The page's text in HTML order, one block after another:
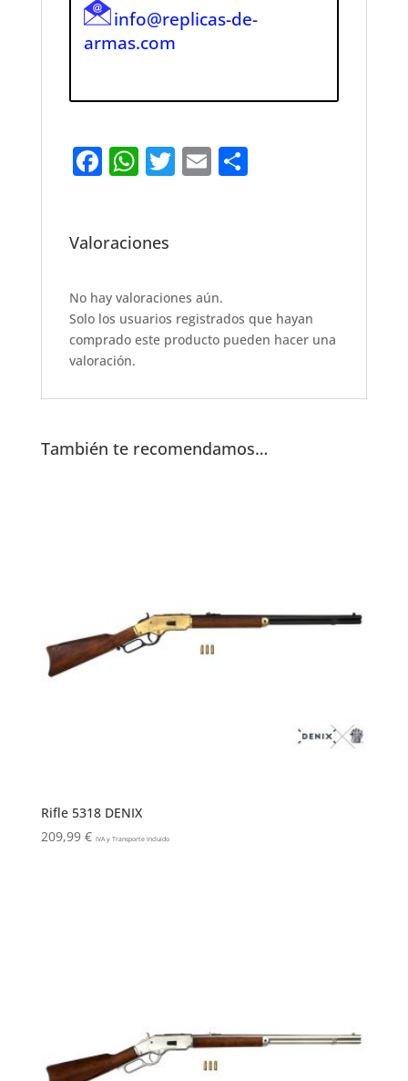
info@replicas-de-
armas.com
F
e
o
o
k
W
s
p
p
T E S
Valoraciones
No hay valoraciones aún.
Solo los usuarios registrados que hayan
comprado este producto pueden hacer una
valoración.
También te recomendamos…
Rifle 5318 DENIX
209,99 € IVA y Transporte Incluido